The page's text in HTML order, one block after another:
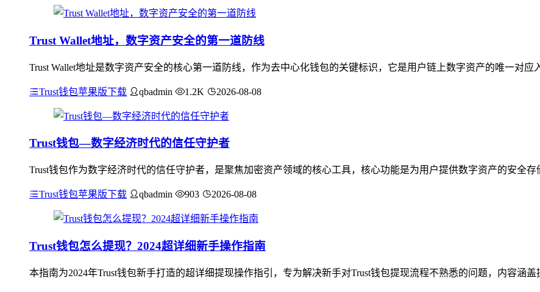
Trust Wallet地址，数字资产安全的第一道防线
Trust Wallet地址是数字资产安全的核心第一道防线，作为去中心化钱包的关键标识，它是用户链上数字资产的唯一对
Trust钱包苹果版下载 qbadmin 1.2K 2026-08-08
Trust钱包—数字经济时代的信任守护者
Trust钱包作为数字经济时代的信任守护者，是聚焦加密资产领域的核心工具，核心功能是为用户提供数字资产的安全
Trust钱包苹果版下载 qbadmin 903 2026-08-08
Trust钱包怎么提现？2024超详细新手操作指南
本指南为2024年Trust钱包新手打造的超详细提现操作指引，专为解决新手对Trust钱包提现流程不熟悉的问题，内容涵